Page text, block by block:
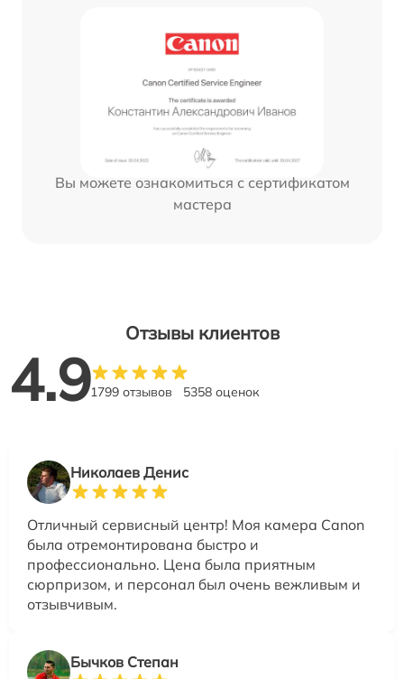
Вы можете ознакомиться с сертификатом
мастера
Отзывы клиентов
4.91799 отзывов 5358 оценок
Николаев Денис
Отличный сервисный центр! Моя камера Canon
была отремонтирована быстро и
профессионально. Цена была приятным
сюрпризом, и персонал был очень вежливым и
отзывчивым.
Бычков Степан